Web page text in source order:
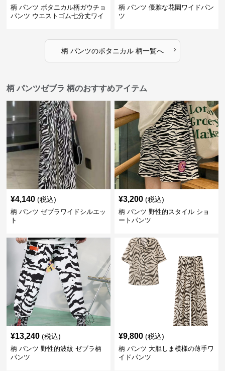
柄 パンツ ボタニカル柄ガウチョ
パンツ ウエストゴム七分丈ワイ
柄 パンツ 優雅な花園ワイドパン
ツ
柄 パンツのボタニカル 柄一覧へ ›
柄 パンツゼブラ 柄のおすすめアイテム
¥4,140 (税込)
柄 パンツ ゼブラワイドシルエッ
ト
¥3,200 (税込)
柄 パンツ 野性的スタイル ショ
ートパンツ
¥13,240 (税込)
柄 パンツ 野性的波紋 ゼブラ柄
パンツ
¥9,800 (税込)
柄 パンツ 大胆しま模様の薄手ワ
イドパンツ